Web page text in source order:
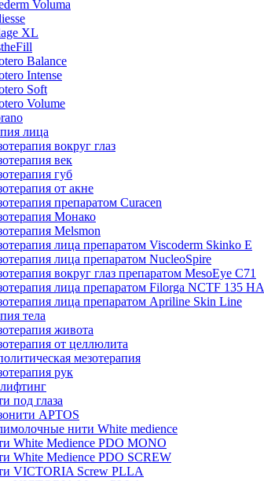
Voluma
XL
Balance
Intense
Soft
Volume
лица
вокруг глаз
век
губ
от акне
препаратом Curacen
Монако
Melsmon
лица препаратом Viscoderm Skinko E
лица препаратом NucleoSpire
вокруг глаз препаратом MesoEye С71
лица препаратом Filorga NCTF 135 HA
лица препаратом Apriline Skin Line
тела
живота
от целлюлита
мезотерапия
рук
под глаза
APTOS
нити White medience
White Medience PDO MONO
White Medience PDO SCREW
VICTORIA Screw PLLA